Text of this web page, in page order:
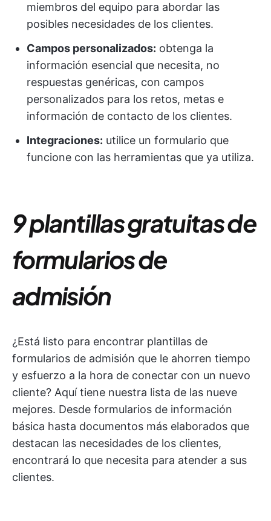
miembros del equipo para abordar las
posibles necesidades de los clientes.
Campos personalizados: obtenga la
información esencial que necesita, no
respuestas genéricas, con campos
personalizados para los retos, metas e
información de contacto de los clientes.
Integraciones: utilice un formulario que
funcione con las herramientas que ya utiliza.
9 plantillas gratuitas de
formularios de
admisión
¿Está listo para encontrar plantillas de
formularios de admisión que le ahorren tiempo
y esfuerzo a la hora de conectar con un nuevo
cliente? Aquí tiene nuestra lista de las nueve
mejores. Desde formularios de información
básica hasta documentos más elaborados que
destacan las necesidades de los clientes,
encontrará lo que necesita para atender a sus
clientes.